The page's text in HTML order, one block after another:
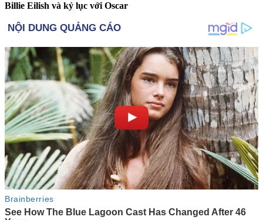
Billie Eilish và kỷ lục với Oscar